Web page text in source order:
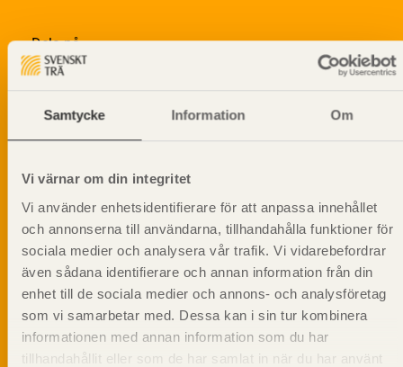
Samtycke Information Om
Vi värnar om din integritet
Vi använder enhetsidentifierare för att anpassa innehållet
och annonserna till användarna, tillhandahålla funktioner för
sociala medier och analysera vår trafik. Vi vidarebefordrar
även sådana identifierare och annan information från din
enhet till de sociala medier och annons- och analysföretag
som vi samarbetar med. Dessa kan i sin tur kombinera
informationen med annan information som du har
tillhandahållit eller som de har samlat in när du har använt
Dela på